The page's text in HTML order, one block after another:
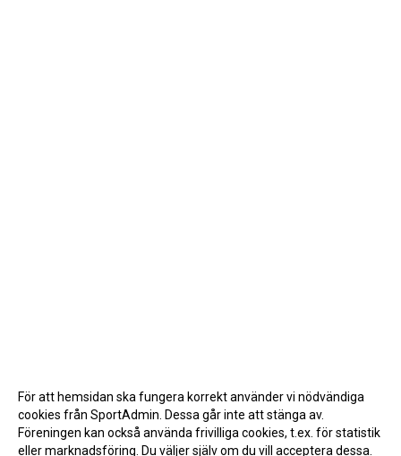
För att hemsidan ska fungera korrekt använder vi nödvändiga
cookies från SportAdmin. Dessa går inte att stänga av.
Föreningen kan också använda frivilliga cookies, t.ex. för statistik
eller marknadsföring. Du väljer själv om du vill acceptera dessa.